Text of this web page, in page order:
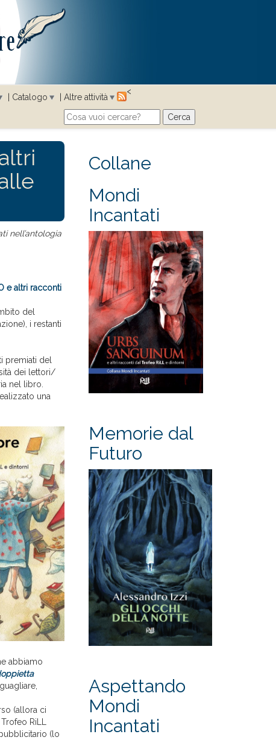
Catalogo Altre attività
<
Search form
Cerca
nell’antologia
e altri racconti
del
i restanti
premiati del
dei lettori/
nel libro.
una
abbiamo
(allora ci
RiLL
(lo
Collane
Mondi
Incantati
Memorie dal
Futuro
Aspettando
Mondi
Incantati